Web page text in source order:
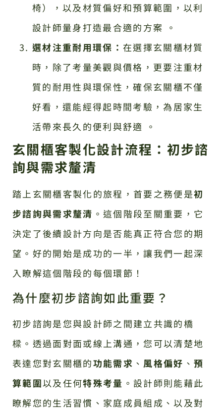
椅），以及材質偏好和預算範圍，以利
設計師量身打造最合適的方案 。
選材注重耐用環保： 在選擇玄關櫃材質
時，除了考量美觀與價格，更要注重材
質的耐用性與環保性，確保玄關櫃不僅
好看，還能經得起時間考驗，為居家生
活帶來長久的便利與舒適 。
玄關櫃客製化設計流程：初步諮
詢與需求釐清
踏上玄關櫃客製化的旅程，首要之務便是初
步諮詢與需求釐清 。這個階段至關重要，它
決定了後續設計方向是否能真正符合您的期
望。好的開始是成功的一半，讓我們一起深
入瞭解這個階段的每個環節！
為什麼初步諮詢如此重要？
初步諮詢是您與設計師之間建立共識的橋
樑。透過面對面或線上溝通，您可以清楚地
表達您對玄關櫃的功能需求 、 風格偏好 、預
算範圍以及任何特殊考量 。設計師則能藉此
瞭解您的生活習慣、家庭成員組成、以及對